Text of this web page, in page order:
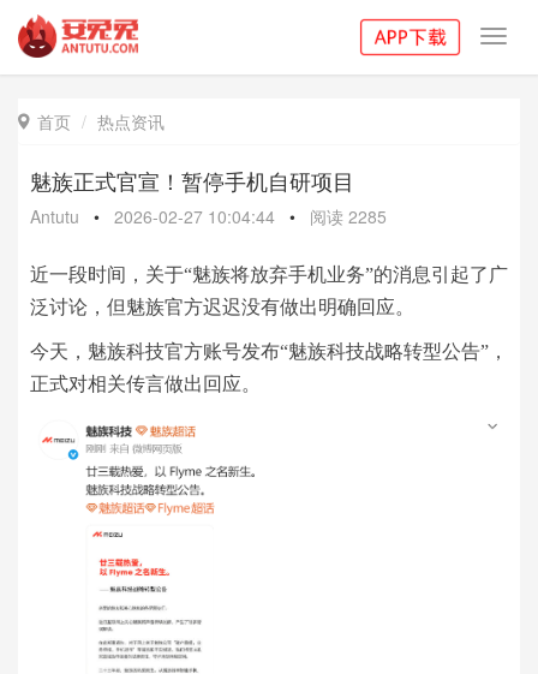
 首页 热点资讯
魅族正式官宣！暂停手机自研项目
Antutu • 2026-02-27 10:04:44 • 阅读 2285
近一段时间，关于“魅族将放弃手机业务”的消息引起了广
泛讨论，但魅族官方迟迟没有做出明确回应。
今天，魅族科技官方账号发布“魅族科技战略转型公告”，
正式对相关传言做出回应。